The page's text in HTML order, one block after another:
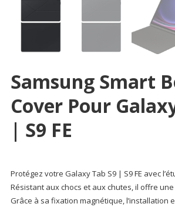
Samsung Smart
Cover Pour
| S9 FE
Protégez votre Galaxy Tab S9 | S9 FE avec
Résistant aux chocs et aux chutes, il offre
Grâce à sa fixation magnétique, l’installation